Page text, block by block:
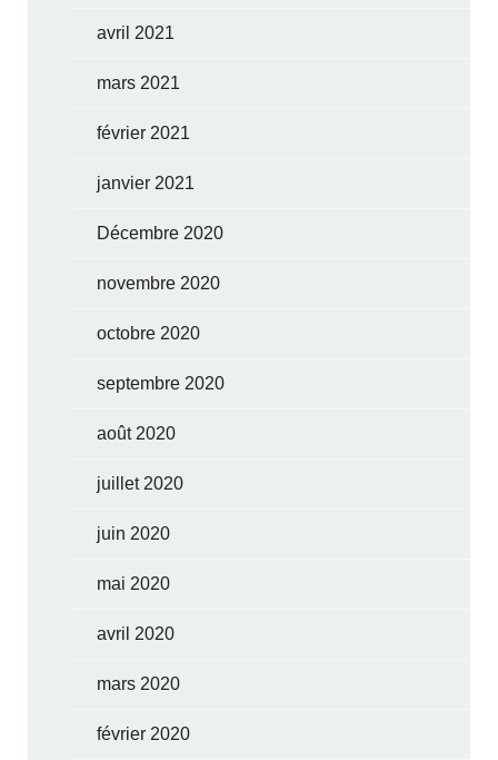
avril 2021
mars 2021
février 2021
janvier 2021
Décembre 2020
novembre 2020
octobre 2020
septembre 2020
août 2020
juillet 2020
juin 2020
mai 2020
avril 2020
mars 2020
février 2020